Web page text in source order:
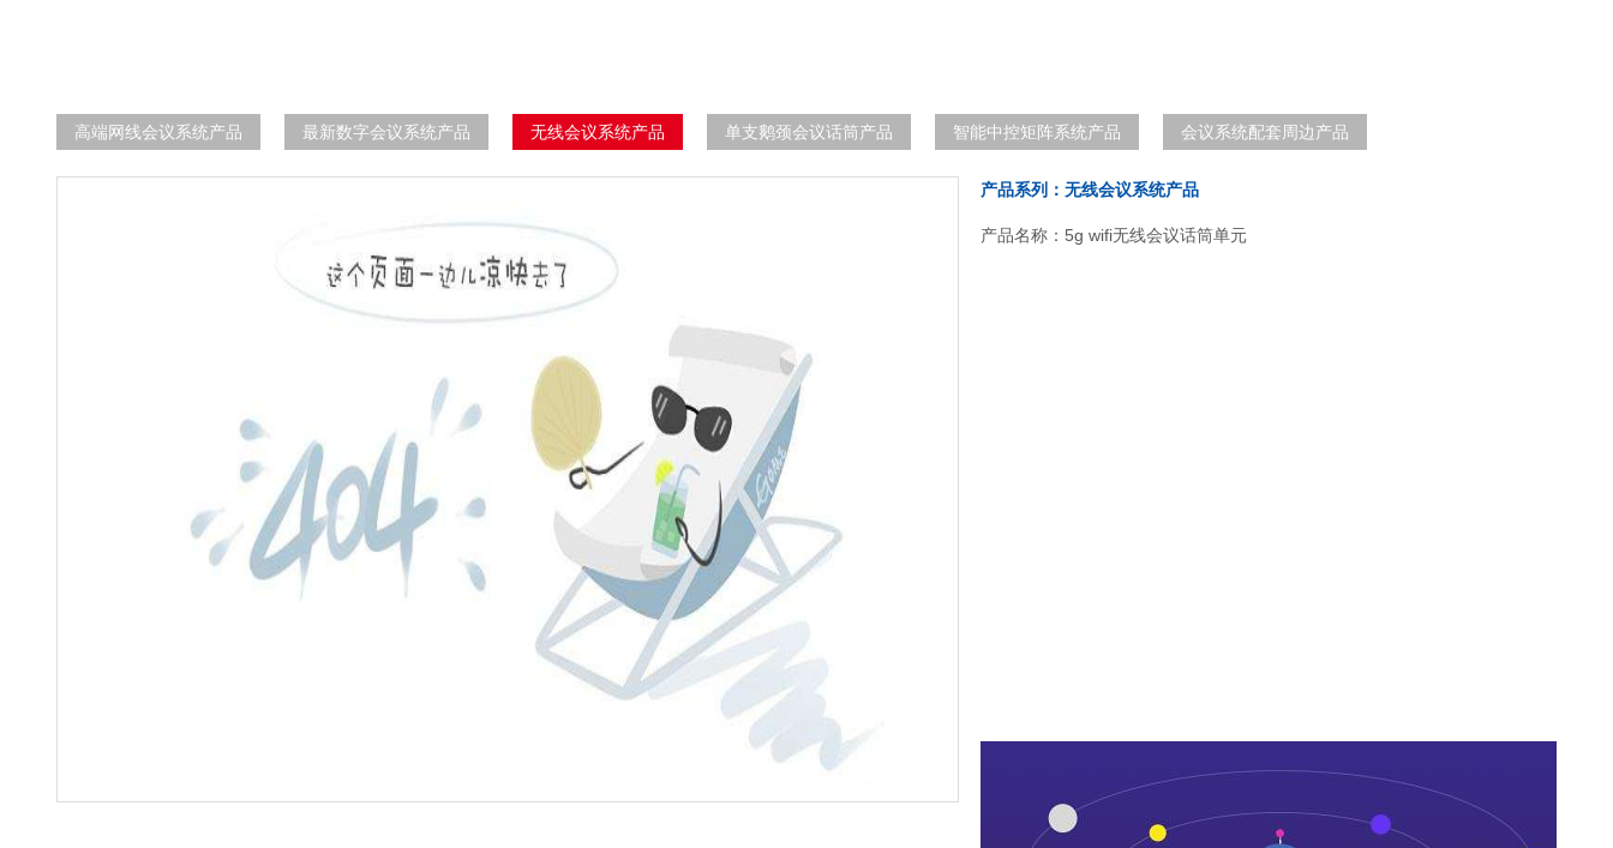
高端网线会议系统产品 最新数字会议系统产品 无线会议系统产品 单支鹅颈会议话筒产品 智能中控矩阵系统产品 会议系统配套周边产品
产品系列：无线会议系统产品
产品名称：5g wifi无线会议话筒单元